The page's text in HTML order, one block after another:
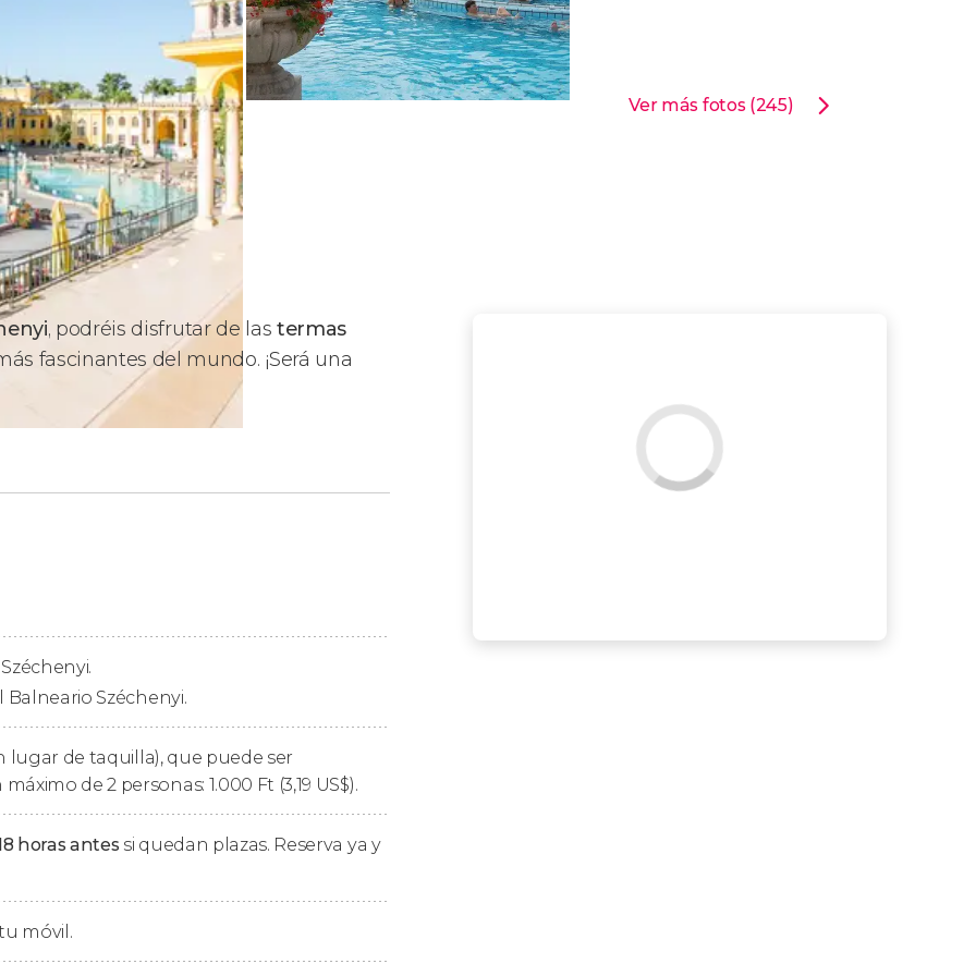
Ver más fotos (245)
, podréis disfrutar de las termas
fascinantes del mundo. ¡Será una
destaca por ser el
año 1913 y están construidas al más puro
con las que cuenta.
termales interiores,3 piscinas termales
entre muchos otros atractivos.
disfrutar de estas instalaciones en este
Balneario Széchenyi.
lugar de taquilla), que puede ser
de 2 personas: 1.000 Ft (3,19 US$).
horas antes si quedan plazas. Reserva ya y
móvil.